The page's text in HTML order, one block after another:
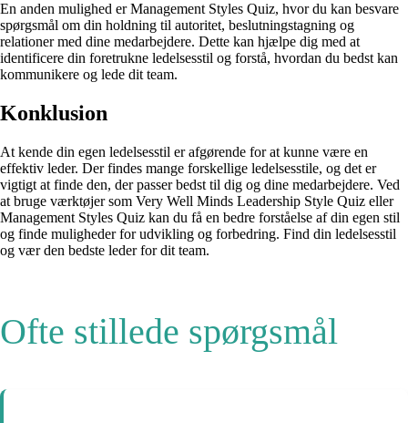
En anden mulighed er Management Styles Quiz, hvor du kan besvare
spørgsmål om din holdning til autoritet, beslutningstagning og
relationer med dine medarbejdere. Dette kan hjælpe dig med at
identificere din foretrukne ledelsesstil og forstå, hvordan du bedst kan
kommunikere og lede dit team.
Konklusion
At kende din egen ledelsesstil er afgørende for at kunne være en
effektiv leder. Der findes mange forskellige ledelsesstile, og det er
vigtigt at finde den, der passer bedst til dig og dine medarbejdere. Ved
at bruge værktøjer som Very Well Minds Leadership Style Quiz eller
Management Styles Quiz kan du få en bedre forståelse af din egen stil
og finde muligheder for udvikling og forbedring. Find din ledelsesstil
og vær den bedste leder for dit team.
Ofte stillede spørgsmål